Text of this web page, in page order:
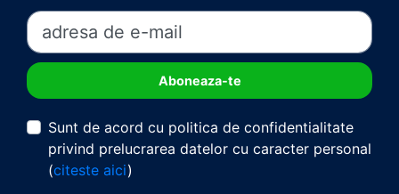
Sunt de acord cu politica de confidentialitate
privind prelucrarea datelor cu caracter personal
(citeste aici)